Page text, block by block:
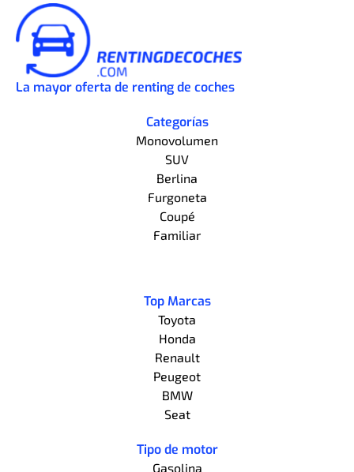
La mayor oferta de renting de coches
Categorías
Monovolumen
SUV
Berlina
Furgoneta
Coupé
Familiar
Top Marcas
Toyota
Honda
Renault
Peugeot
BMW
Seat
Tipo de motor
Gasolina